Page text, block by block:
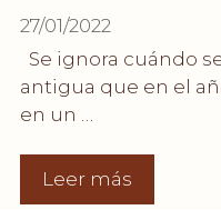
27/01/2022
Se ignora cuándo
antigua que en el
en un …
Leer más